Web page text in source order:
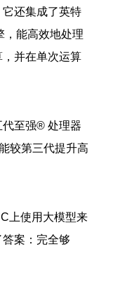
它还集成了英特
，能高效地处理
并在单次运算
代至强® 处理器
较第三代提升高
上使用大模型来
案：完全够